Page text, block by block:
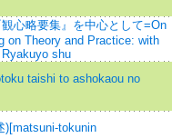
心略要集』を中心として=On
on Theory and Practice: with
shu
taishi to ashokaou no
)[matsuni-tokunin